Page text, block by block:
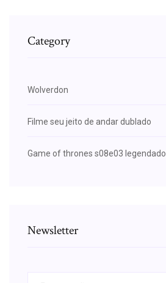
Category
Wolverdon
Filme seu jeito de andar dublado
Game of thrones s08e03 legendado
Newsletter